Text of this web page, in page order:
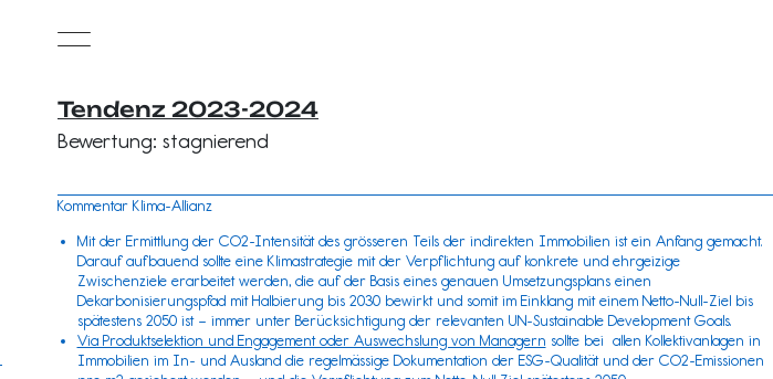
Tendenz 2023-2024
Bewertung: stagnierend
Kommentar Klima-Allianz
Mit der Ermittlung der CO2-Intensität des grösseren Teils der indirekten Immobilien ist ein Anfang gemacht.
Darauf aufbauend sollte eine Klimastrategie mit der Verpflichtung auf konkrete und ehrgeizige
Zwischenziele erarbeitet werden, die auf der Basis eines genauen Umsetzungsplans einen
Dekarbonisierungspfad mit Halbierung bis 2030 bewirkt und somit im Einklang mit einem Netto-Null-Ziel bis
spätestens 2050 ist – immer unter Berücksichtigung der relevanten UN-Sustainable Development Goals.
Via Produktselektion und Engagement oder Auswechslung von Managern sollte bei allen Kollektivanlagen in
Immobilien im In- und Ausland die regelmässige Dokumentation der ESG-Qualität und der CO2-Emissionen